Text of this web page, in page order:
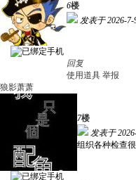
6楼
发表于 2026-7-
回复
使用道具 举报
狼影萧萧
7楼
发表于
组织各种检查